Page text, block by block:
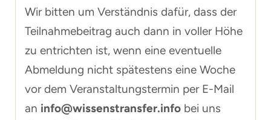
Wir bitten um Verständnis dafür, dass der
Teilnahmebeitrag auch dann in voller Höhe
zu entrichten ist, wenn eine eventuelle
Abmeldung nicht spätestens eine Woche
vor dem Veranstaltungstermin per E-Mail
an info@wissenstransfer.info bei uns